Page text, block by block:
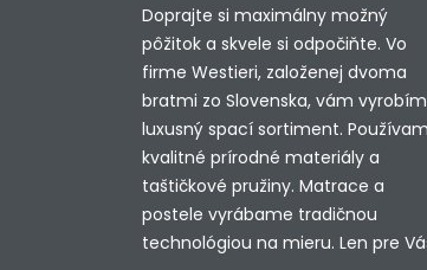
Doprajte si maximálny možný
pôžitok a skvele si odpočiňte. Vo
firme Westieri, založenej dvoma
bratmi zo Slovenska, vám
luxusný spací sortiment.
kvalitné prírodné materiály a
taštičkové pružiny. Matrace a
postele vyrábame tradičnou
technológiou na mieru. Len pre